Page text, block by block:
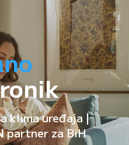
klima uređaja |
partner za BiH